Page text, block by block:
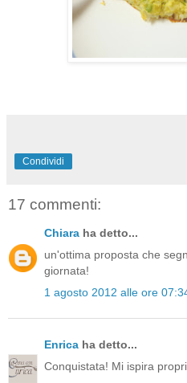
Condividi
17 commenti:
Chiara ha detto...
un'ottima proposta che
giornata!
1 agosto 2012 alle ore
Enrica ha detto...
Conquistata! Mi ispira